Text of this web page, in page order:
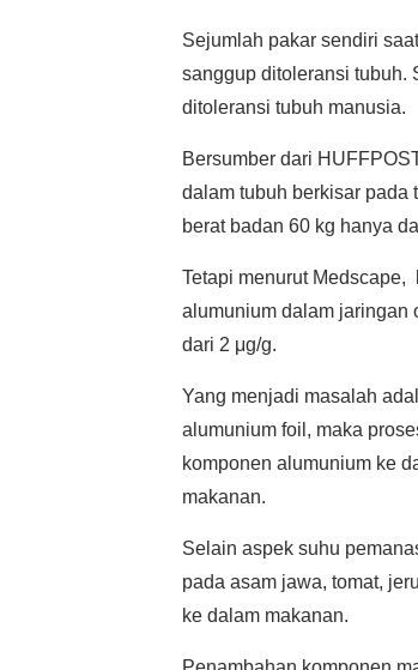
Sejumlah pakar sendiri
sanggup ditoleransi tubuh.
ditoleransi tubuh manusia.
Bersumber dari
dalam tubuh berkisar pada
berat badan 60 kg hanya
Tetapi menurut
alumunium dalam jaringan
dari 2 μg/g.
Yang menjadi masalah
alumunium foil, maka
komponen alumunium ke
makanan.
Selain aspek suhu
pada asam jawa, tomat,
ke dalam makanan.